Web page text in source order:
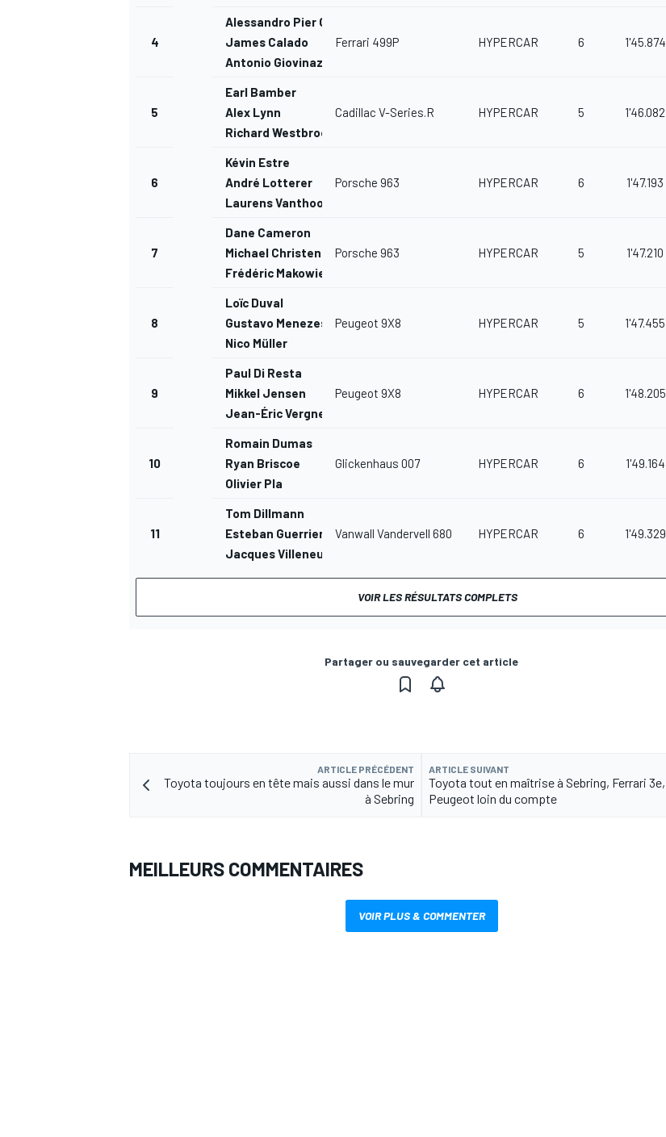
4
Alessandro Pier Guidi
James Calado
Antonio Giovinazzi
Ferrari 499P HYPERCAR 6 1'45.874
5
Earl Bamber
Alex Lynn
Richard Westbrook
Cadillac V-Series.R HYPERCAR 5 1'46.082
6
Kévin Estre
André Lotterer
Laurens Vanthoor
Porsche 963 HYPERCAR 6 1'47.193
7
Dane Cameron
Michael Christensen
Frédéric Makowiecki
Porsche 963 HYPERCAR 5 1'47.210
8
Loïc Duval
Gustavo Menezes
Nico Müller
Peugeot 9X8 HYPERCAR 5 1'47.455
9
Paul Di Resta
Mikkel Jensen
Jean-Éric Vergne
Peugeot 9X8 HYPERCAR 6 1'48.205
10
Romain Dumas
Ryan Briscoe
Olivier Pla
Glickenhaus 007 HYPERCAR 6 1'49.164
11
Tom Dillmann
Esteban Guerrieri
Jacques Villeneuve
Vanwall Vandervell 680 HYPERCAR 6 1'49.329
VOIR LES RÉSULTATS COMPLETS
Partager ou sauvegarder cet article
ARTICLE PRÉCÉDENT
Toyota toujours en tête mais aussi dans le mur
à Sebring
ARTICLE SUIVANT
Toyota tout en maîtrise à Sebring, Ferrari 3e,
Peugeot loin du compte
MEILLEURS COMMENTAIRES
VOIR PLUS & COMMENTER